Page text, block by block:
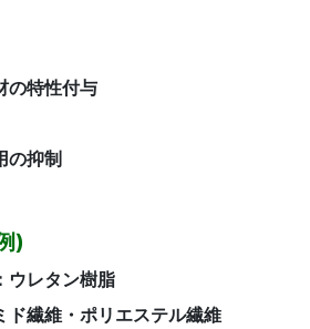
の特性付与
の抑制
)
ウレタン樹脂
ド繊維・ポリエステル繊維